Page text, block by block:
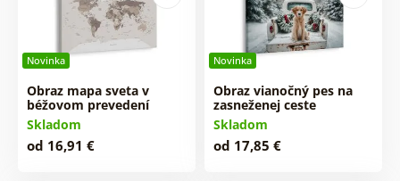
Novinka
Obraz mapa sveta v
béžovom prevedení
Skladom
od 16,91 €
Novinka
Obraz vianočný pes na
zasneženej ceste
Skladom
od 17,85 €